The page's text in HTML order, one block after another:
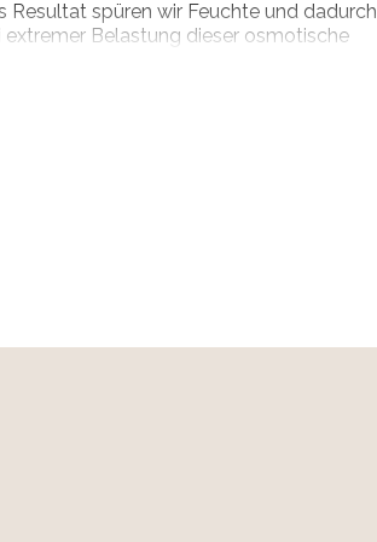
Resultat spüren wir Feuchte und dadurch
Belastung dieser osmotische
innen kommende Dämpfe leicht
Und Sie selber angenehm trocken.